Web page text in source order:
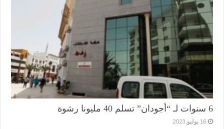
6 سنوات لـ “أجودان” تسلم 40 مليونا رشوة
16 يوليو,2023